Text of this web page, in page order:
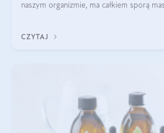
naszym organizmie, ma całkiem sporą
bardziej biodostępny
CZYTAJ